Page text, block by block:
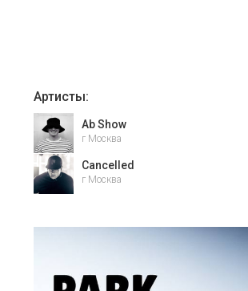
Артисты:
Ab Show
г Москва
Cancelled
г Москва